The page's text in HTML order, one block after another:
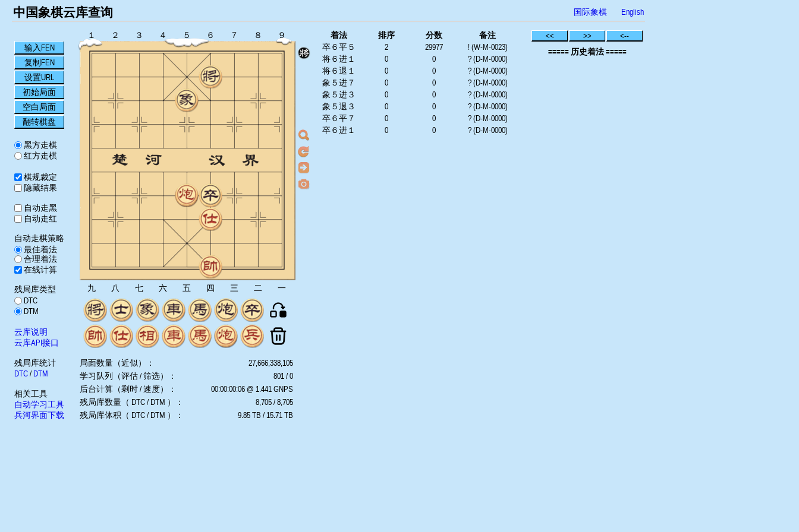
中国象棋云库查询 国际象棋 English
输入FEN
复制FEN
设置URL
初始局面
空白局面
翻转棋盘
黑方走棋
红方走棋
棋规裁定
隐藏结果
自动走黑
自动走红
自动走棋策略
最佳着法
合理着法
在线计算
残局库类型
DTC
DTM
云库说明
云库API接口
残局库统计
DTC/ DTM
相关工具
自动学习工具
兵河界面下载
１ ２ ３ ４ ５ ６ ７ ８ ９
九 八 七 六 五 四 三 二 一
局面数量（近似）：
27,666,338,105
学习队列（评估 / 筛选）：
801 / 0
后台计算（剩时 / 速度）：
00:00:00:06 @ 1.441 GNPS
残局库数量（ DTC / DTM ）：
8,705 / 8,705
残局库体积（ DTC / DTM ）：
9.85 TB / 15.71 TB
着法 排序 分数
备注
卒６平５
2 29977
! (W-M-0023)
将６进１
0 0
? (D-M-0000)
将６退１
0 0
? (D-M-0000)
象５进７
0 0
? (D-M-0000)
象５进３
0 0
? (D-M-0000)
象５退３
0 0
? (D-M-0000)
卒６平７
0 0
? (D-M-0000)
卒６进１
0 0 ? (D-M-0000)
<< >>
<--
===== 历史着法 =====